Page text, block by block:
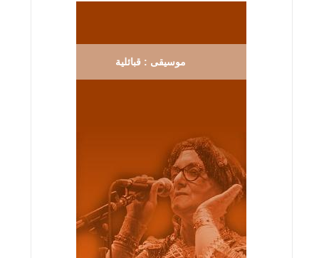
موسيقى : قبائلية